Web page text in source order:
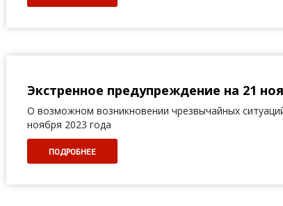
Экстренное предупреждение на 21
О возможном возникновении чрезвычайных
ноября 2023 года
ПОДРОБНЕЕ